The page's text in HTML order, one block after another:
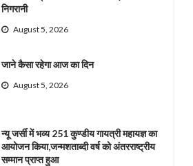
निगरानी
August 5, 2026
जाने कैसा रहेगा आज का दिन
August 5, 2026
न्यू जर्सी में भव्य 251 कुण्डीय गायत्री महायज्ञ का
आयोजन किया,जन्मशताब्दी वर्ष को अंतरराष्ट्रीय
सम्मान प्राप्त हुआ